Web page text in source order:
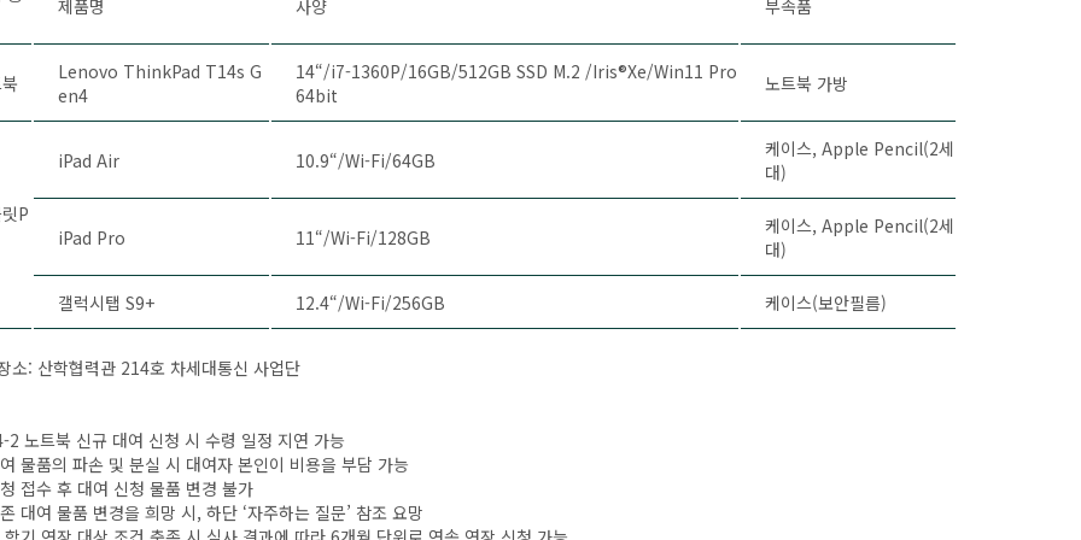
제품명 사양 부속품
Lenovo ThinkPad T14s G
en4
14“/i7-1360P/16GB/512GB SSD M.2 /Iris®Xe/Win11 Pro
64bit
노트북 가방
P
iPad Air 10.9“/Wi-Fi/64GB
케이스, Apple Pencil(2세
대)
iPad Pro 11“/Wi-Fi/128GB
케이스, Apple Pencil(2세
대)
갤럭시탭 S9+ 12.4“/Wi-Fi/256GB 케이스(보안필름)
소: 산학협력관 214호 차세대통신 사업단
노트북 신규 대여 신청 시 수령 일정 지연 가능
품의 파손 및 분실 시 대여자 본인이 비용을 부담 가능
접수 후 대여 신청 물품 변경 불가
여 물품 변경을 희망 시, 하단 ‘자주하는 질문’ 참조 요망